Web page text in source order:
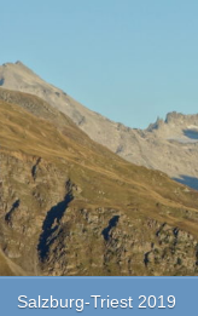
Salzburg-Triest 2019